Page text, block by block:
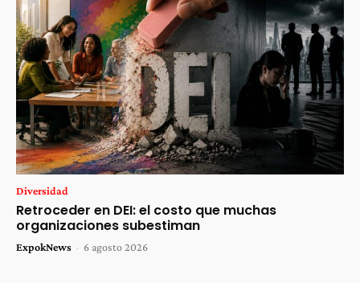
Diversidad
Retroceder en DEI: el costo que muchas
organizaciones subestiman
ExpokNews - 6 agosto 2026